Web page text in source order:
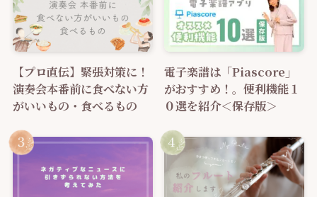
【プロ直伝】緊張対策に！
演奏会本番前に食べない方
がいいもの・食べるもの
電子楽譜は「Piascore」
がおすすめ！。便利機能１
０選を紹介＜保存版＞